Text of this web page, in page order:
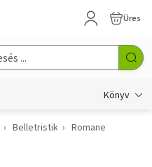
Üres
Könyv
Belletristik
Romane